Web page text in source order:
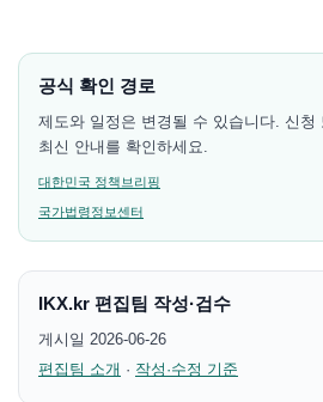
공식 확인 경로
제도와 일정은 변경될 수 있습니다. 신청
최신 안내를 확인하세요.
대한민국 정책브리핑
국가법령정보센터
IKX.kr 편집팀 작성·검수
게시일 2026-06-26
편집팀 소개 · 작성·수정 기준